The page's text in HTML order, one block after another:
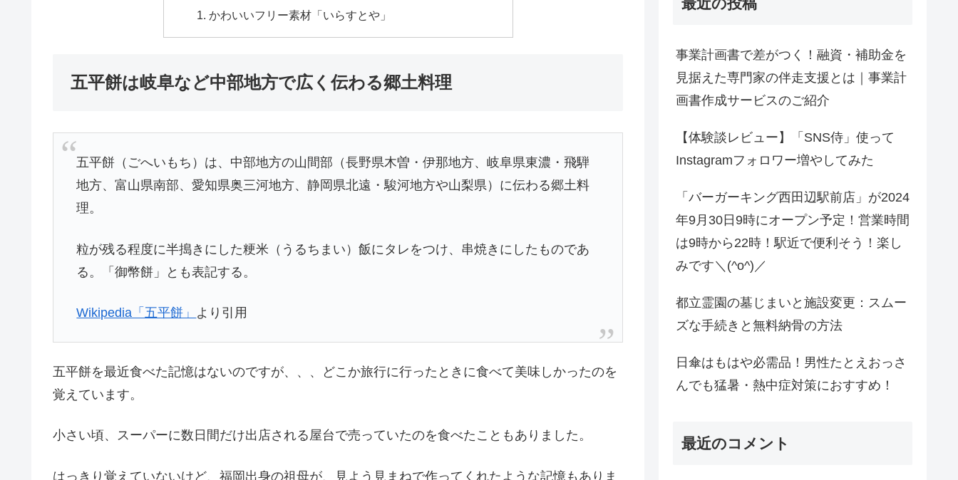
かわいいフリー素材「いらすとや」
五平餅は岐阜など中部地方で広く伝わる郷土料理
五平餅（ごへいもち）は、中部地方の山間部（長野県木曽・伊那地方、岐阜県東濃・飛騨
地方、富山県南部、愛知県奥三河地方、静岡県北遠・駿河地方や山梨県）に伝わる郷土料
理。
粒が残る程度に半搗きにした粳米（うるちまい）飯にタレをつけ、串焼きにしたものであ
る。「御幣餅」とも表記する。
Wikipedia「五平餅」 より引用
五平餅を最近食べた記憶はないのですが、、、どこか旅行に行ったときに食べて美味しかったのを
覚えています。
小さい頃、スーパーに数日間だけ出店される屋台で売っていたのを食べたこともありました。
はっきり覚えていないけど、福岡出身の祖母が、見よう見まねで作ってくれたような記憶もありま
最近の投稿
事業計画書で差がつく！融資・補助金を
見据えた専門家の伴走支援とは｜事業計
画書作成サービスのご紹介
【体験談レビュー】「SNS侍」使って
Instagramフォロワー増やしてみた
「バーガーキング西田辺駅前店」が2024
年9月30日9時にオープン予定！営業時間
は9時から22時！駅近で便利そう！楽し
みです＼(^o^)／
都立霊園の墓じまいと施設変更：スムー
ズな手続きと無料納骨の方法
日傘はもはや必需品！男性たとえおっさ
んでも猛暑・熱中症対策におすすめ！
最近のコメント